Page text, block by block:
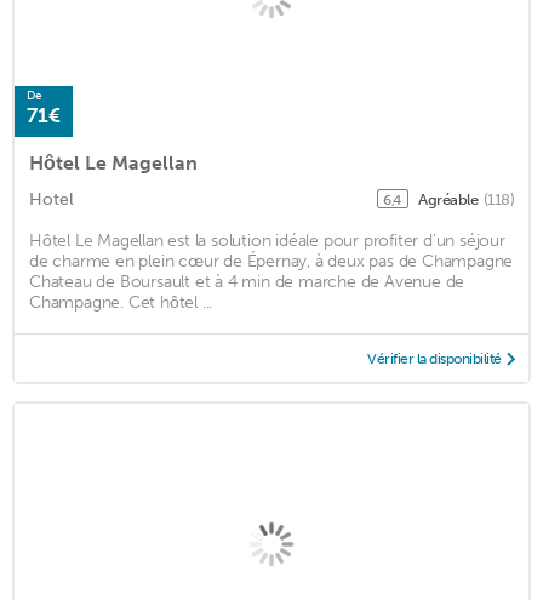
De
71€
Hôtel Le Magellan
Hotel 6,4 Agréable (118)
Hôtel Le Magellan est la solution idéale pour profiter d'un séjour
de charme en plein cœur de Épernay, à deux pas de Champagne
Chateau de Boursault et à 4 min de marche de Avenue de
Champagne. Cet hôtel ...
Vérifier la disponibilité